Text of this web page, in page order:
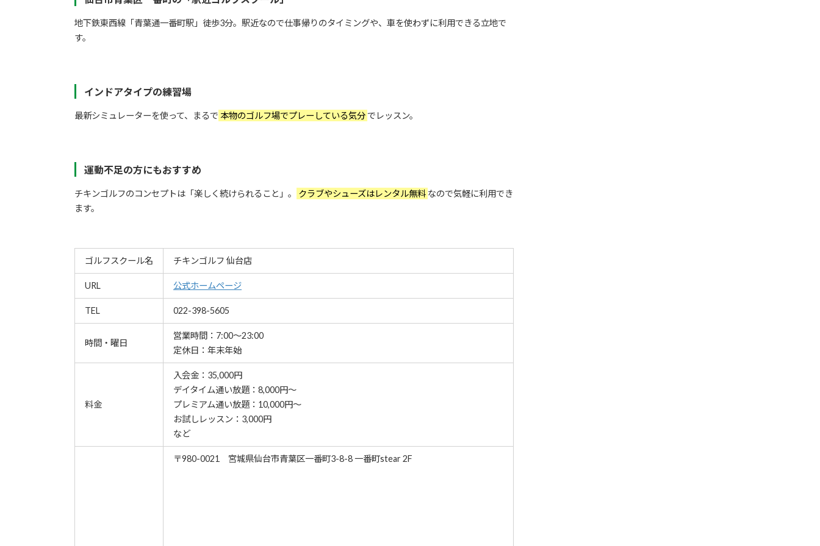
地下鉄東西線「青葉通一番町駅」徒歩3分。駅近なので仕事帰りのタイミングや、車を使わずに利用できる立地で
す。
インドアタイプの練習場
最新シミュレーターを使って、まるで 本物のゴルフ場でプレーしている気分でレッスン。
運動不足の方にもおすすめ
チキンゴルフのコンセプトは「楽しく続けられること」。 クラブやシューズはレンタル無料 なので気軽に利用でき
ます。
ゴルフスクール名 チキンゴルフ 仙台店
URL 公式ホームページ
TEL 022-398-5605
時間・曜日
営業時間：7:00～23:00
定休日：年末年始
料金
入会金：35,000円
デイタイム通い放題：8,000円～
プレミアム通い放題：10,000円～
お試しレッスン：3,000円
など
〒980-0021 宮城県仙台市青葉区一番町3-8-8 一番町stear 2F